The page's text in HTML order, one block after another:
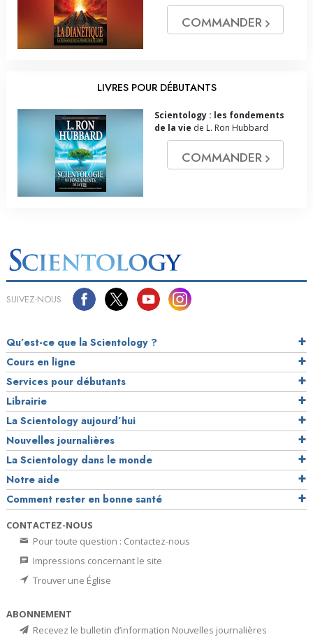
COMMANDER
LIVRES POUR DÉBUTANTS
Scientology : les fondements
de la vie de L. Ron Hubbard
COMMANDER
SUIVEZ-NOUS
Qu’est-ce que la Scientology ?
Cours en ligne
Services pour débutants
Librairie
La Scientology aujourd’hui
Nouvelles journalières
La Scientology dans le monde
Notre aide
Comment rester en bonne santé
CONTACTEZ-NOUS
Pour toute question : Contactez-nous
Impressions concernant le site
Trouver une Église
ABONNEMENT
Recevez le bulletin d’information Nouvelles journalières